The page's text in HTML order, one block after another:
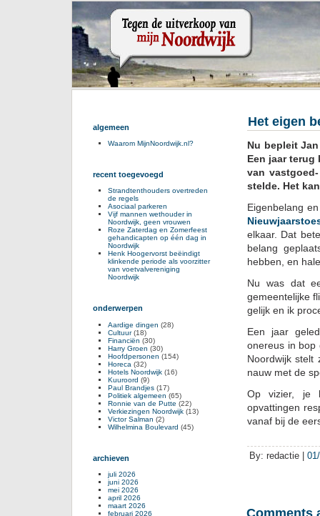
Het eigen
Nu bepleit
Een jaar
van
stelde. Het
Eigenbelang
elkaar. Dat
belang
hebben, en
Nu was dat
gemeentelijke
gelijk en ik
Een jaar
onereus in bop
Noordwijk stelt
nauw met de
Op vizier, je
opvattingen
vanaf bij de
By: redactie |
algemeen
Waarom MijnNoordwijk.nl?
recent toegevoegd
Strandtenthouders overtreden
de regels
Asociaal parkeren
Vijf mannen wethouder in
Noordwijk, geen vrouwen
Roze Zaterdag en Zomerfeest
gehandicapten op één dag in
Noordwijk
Henk Hoogervorst beëindigt
klinkende periode als voorzitter
van voetvalvereniging
Noordwijk
onderwerpen
Aardige dingen (28)
Cultuur(18)
Financiën (30)
Harry Groen (30)
Hoofdpersonen (154)
Horeca (32)
Hotels Noordwijk (16)
Kuuroord (9)
Paul Brandjes (17)
Politiek algemeen (65)
Ronnie van de Putte (22)
Verkiezingen Noordwijk (13)
Victor Salman (2)
Wilhelmina Boulevard (45)
archieven
juli 2026
juni 2026
mei 2026
april 2026
maart 2026
februari 2026